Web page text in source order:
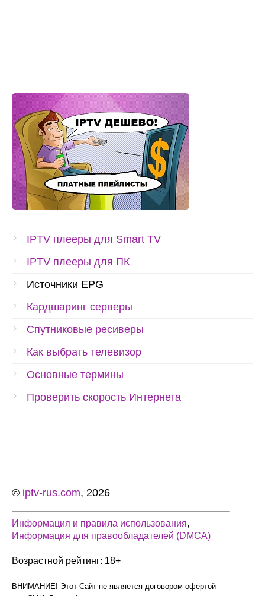
IPTV плееры для Smart TV
IPTV плееры для ПК
Источники EPG
Кардшаринг серверы
Спутниковые ресиверы
Как выбрать телевизор
Основные термины
Проверить скорость Интернета
© iptv-rus.com, 2026
Информация и правила использования,
Информация для правообладателей (DMCA)
Возрастной рейтинг: 18+
ВНИМАНИЕ! Этот Сайт не является договором-офертой